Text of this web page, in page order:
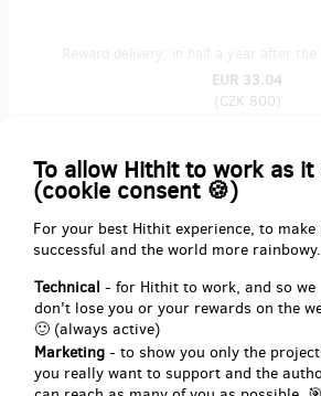
To allow Hithit to work as it
(cookie consent 🍪)
For your best Hithit experience, to
successful and the world more
Technical - for Hithit to work, and so we
don't lose you or your rewards on the
🙂 (always active)
Marketing - to show you only the
you really want to support and the
EUR 33.04
(CZK 800)
EXKLUZIVNÍ PŘEDPREMIÉRA V
OSOBY
Buďte mezi prvními!Jen přispěvatelé na
vidět film ještě dříve než všichni ostatní.
Pozvěte například někoho mimo „vaši
vést zdravý dialog, kterého se účastní celá